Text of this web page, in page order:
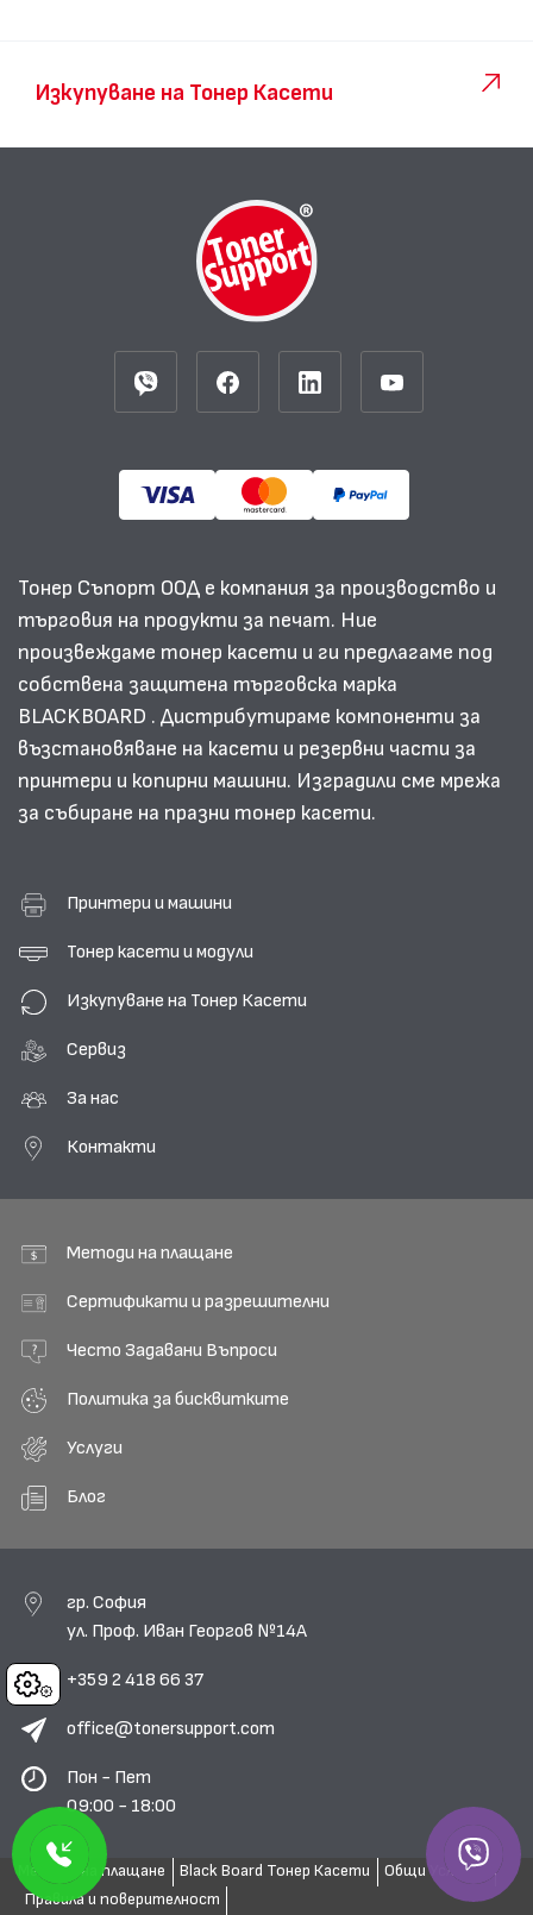
Cookies
Изкупуване на Тонер Касети
Тонер Съпорт ООД е компания за производство и
търговия на продукти за печат. Ние
произвеждаме тонер касети и ги предлагаме под
собствена защитена търговска марка
BLACKBOARD . Дистрибутираме компоненти за
възстановяване на касети и резервни части за
принтери и копирни машини. Изградили сме мрежа
за събиране на празни тонер касети.
Принтери и машини
Тонер касети и модули
Изкупуване на Тонер Касети
Сервиз
За нас
Контакти
Методи на плащане
Сертификати и разрешителни
Често Задавани Въпроси
Политика за бисквитките
Услуги
Блог
гр. София
ул. Проф. Иван Георгов №14А
+359 2 418 66 37
office@tonersupport.com
Пон - Пет
09:00 - 18:00
Методи на плащане Black Board Тонер Касети
Общи Условия
Правила и поверителност